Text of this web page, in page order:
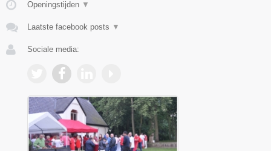
Openingstijden ▼
Laatste facebook posts ▼
Sociale media: